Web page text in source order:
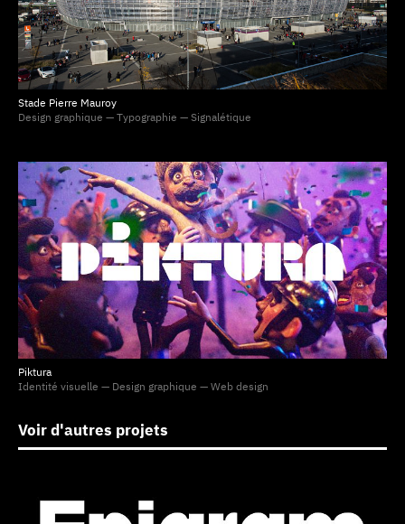
Stade Pierre Mauroy
Design graphique — Typographie — Signalétique
Piktura
Identité visuelle — Design graphique — Web design
Voir d'autres projets